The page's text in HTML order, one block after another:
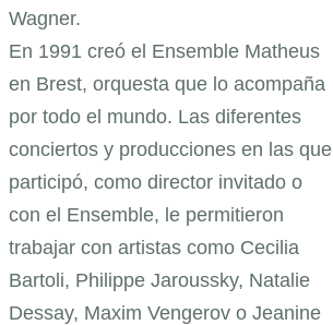
Wagner.
En 1991 creó el Ensemble Matheus
en Brest, orquesta que lo acompaña
por todo el mundo. Las diferentes
conciertos y producciones en las que
participó, como director invitado o
con el Ensemble, le permitieron
trabajar con artistas como Cecilia
Bartoli, Philippe Jaroussky, Natalie
Dessay, Maxim Vengerov o Jeanine